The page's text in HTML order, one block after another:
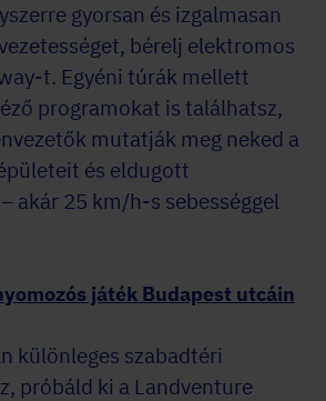
gyorsan és izgalmasan
bérelj elektromos
t. Egyéni túrák mellett
programokat is találhatsz,
mutatják meg neked a
és eldugott
akár 25 km/h-s sebességgel
játék Budapest utcáin
különleges szabadtéri
próbáld ki a Landventure